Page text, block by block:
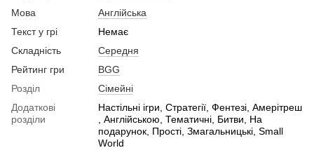
Мова
Англійська
Текст у грі
Немає
Складність
Середня
Рейтинг гри
BGG
Розділ
Сімейні
Додаткові
розділи
Настільні ігри, Стратегії, Фентезі, Амерітреш
, Англійською, Тематичні, Битви, На
подарунок, Прості, Змагальницькі, Small
World